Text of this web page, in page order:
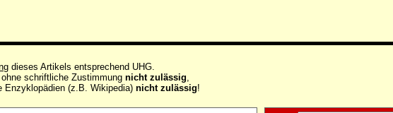
dieses Artikels entsprechend UHG.
schriftliche Zustimmungnicht zulässig
Enzyklopädien (z.B. Wikipedia)nicht zulässig!